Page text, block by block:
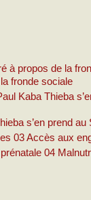
fronde sociale
s’en prend au
03Accès aux
04